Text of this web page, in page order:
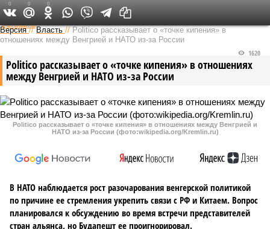
Федеральный выпуск
Версия //Власть //Politico рассказывает о «точке кипения» в
отношениях между Венгрией и НАТО из-за России
Politico рассказывает о «точке кипения» в отношениях
между Венгрией и НАТО из-за России
1620
Politico рассказывает о «точке кипения» в отношениях между Венгрией и
НАТО из-за России (фото:wikipedia.org/Kremlin.ru)
В НАТО наблюдается рост разочарования венгерской политикой
по причине ее стремления укрепить связи с РФ и Китаем. Вопрос
планировался к обсуждению во время встречи представителей
стран альянса, но Будапешт ее проигнорировал.
0 0 0